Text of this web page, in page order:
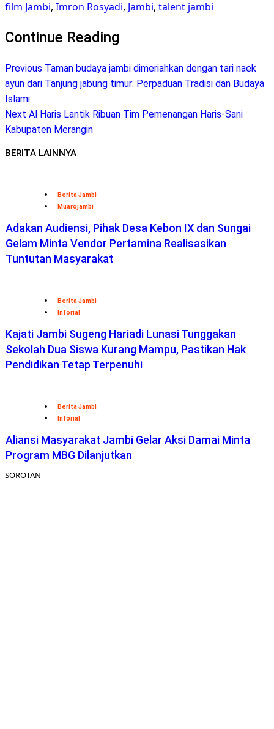
film Jambi, Imron Rosyadi, Jambi, talent jambi
Continue Reading
Previous Taman budaya jambi dimeriahkan dengan tari naek
ayun dari Tanjung jabung timur: Perpaduan Tradisi dan Budaya
Islami
Next Al Haris Lantik Ribuan Tim Pemenangan Haris-Sani
Kabupaten Merangin
BERITA LAINNYA
Berita Jambi
Muarojambi
Adakan Audiensi, Pihak Desa Kebon IX dan Sungai
Gelam Minta Vendor Pertamina Realisasikan
Tuntutan Masyarakat
Berita Jambi
Inforial
Kajati Jambi Sugeng Hariadi Lunasi Tunggakan
Sekolah Dua Siswa Kurang Mampu, Pastikan Hak
Pendidikan Tetap Terpenuhi
Berita Jambi
Inforial
Aliansi Masyarakat Jambi Gelar Aksi Damai Minta
Program MBG Dilanjutkan
SOROTAN